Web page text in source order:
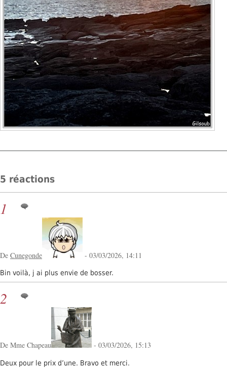
5 réactions
1
De Cunegonde - 03/03/2026, 14:11
Bin voilà, j ai plus envie de bosser.
2
De Mme Chapeau - 03/03/2026, 15:13
Deux pour le prix d’une. Bravo et merci.